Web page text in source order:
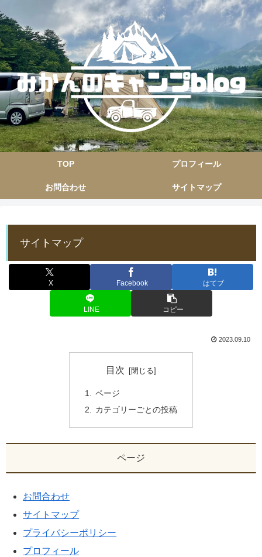
TOP プロフィール
お問合わせ サイトマップ
サイトマップ
X Facebook はてブ
LINE コピー
2023.09.10
目次
ページ
カテゴリーごとの投稿
ページ
お問合わせ
サイトマップ
プライバシーポリシー
プロフィール